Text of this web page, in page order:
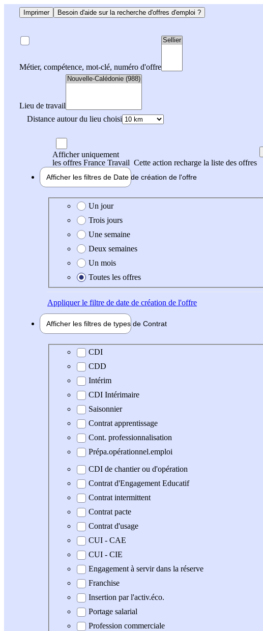
Imprimer Besoin d'aide sur la recherche d'offres d'emploi ?
Métier, compétence, mot-clé, numéro d'offre
Lieu de travail
Distance autour du lieu choisi
Afficher uniquement
les offres France Travail Cette action recharge la liste des offres
Afficher les filtres de Date de création de l'offre
Date de création de l'offre
Un jour
Trois jours
Une semaine
Deux semaines
Un mois
Toutes les offres
Appliquerle filtre de date de création de l'offre
Afficher les filtres de types de Contrat
Type de contrat
CDI
CDD
Intérim
CDI Intérimaire
Saisonnier
Contrat apprentissage
Cont. professionnalisation
Prépa.opérationnel.emploi
CDI de chantier ou d'opération
Contrat d'Engagement Educatif
Contrat intermittent
Contrat pacte
Contrat d'usage
CUI - CAE
CUI - CIE
Engagement à servir dans la réserve
Franchise
Insertion par l'activ.éco.
Portage salarial
Profession commerciale